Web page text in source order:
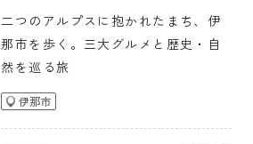
二つのアルプスに抱かれたまち、伊
那市を歩く。三大グルメと歴史・自
然を巡る旅
伊那市